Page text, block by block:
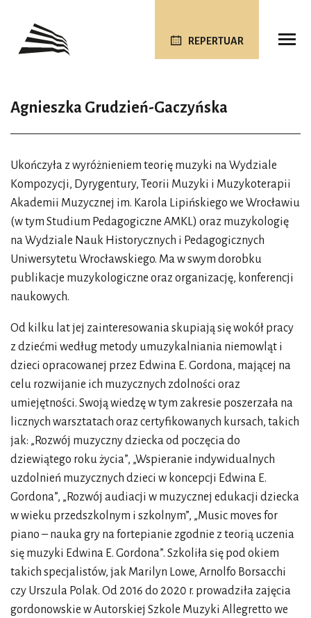
REPERTUAR
Agnieszka Grudzień-Gaczyńska
Ukończyła z wyróżnieniem teorię muzyki na Wydziale
Kompozycji, Dyrygentury, Teorii Muzyki i Muzykoterapii
Akademii Muzycznej im. Karola Lipińskiego we Wrocławiu
(w tym Studium Pedagogiczne AMKL) oraz muzykologię
na Wydziale Nauk Historycznych i Pedagogicznych
Uniwersytetu Wrocławskiego. Ma w swym dorobku
publikacje muzykologiczne oraz organizację, konferencji
naukowych.
Od kilku lat jej zainteresowania skupiają się wokół pracy
z dziećmi według metody umuzykalniania niemowląt i
dzieci opracowanej przez Edwina E. Gordona, mającej na
celu rozwijanie ich muzycznych zdolności oraz
umiejętności. Swoją wiedzę w tym zakresie poszerzała na
licznych warsztatach oraz certyfikowanych kursach, takich
jak: „Rozwój muzyczny dziecka od poczęcia do
dziewiątego roku życia”, „Wspieranie indywidualnych
uzdolnień muzycznych dzieci w koncepcji Edwina E.
Gordona”, „Rozwój audiacji w muzycznej edukacji dziecka
w wieku przedszkolnym i szkolnym”, „Music moves for
piano – nauka gry na fortepianie zgodnie z teorią uczenia
się muzyki Edwina E. Gordona”. Szkoliła się pod okiem
takich specjalistów, jak Marilyn Lowe, Arnolfo Borsacchi
czy Urszula Polak. Od 2016 do 2020 r. prowadziła zajęcia
gordonowskie w Autorskiej Szkole Muzyki Allegretto we